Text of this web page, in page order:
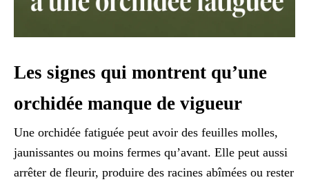
Les signes qui montrent qu’une
orchidée manque de vigueur
Une orchidée fatiguée peut avoir des feuilles molles,
jaunissantes ou moins fermes qu’avant. Elle peut aussi
arrêter de fleurir, produire des racines abîmées ou rester